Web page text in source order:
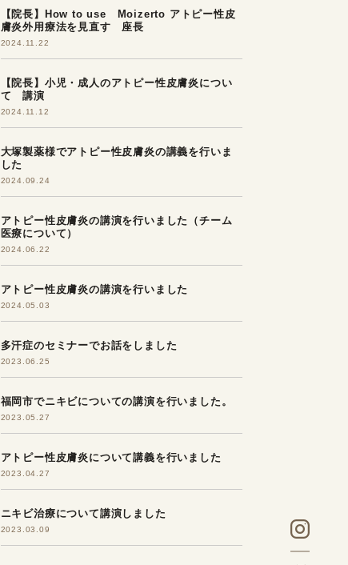
【院長】How to use Moizerto アトピー性皮
膚炎外用療法を見直す 座長
2024.11.22
【院長】小児・成人のアトピー性皮膚炎につい
て 講演
2024.11.12
大塚製薬様でアトピー性皮膚炎の講義を行いま
した
2024.09.24
アトピー性皮膚炎の講演を行いました（チーム
医療について）
2024.06.22
アトピー性皮膚炎の講演を行いました
2024.05.03
多汗症のセミナーでお話をしました
2023.06.25
福岡市でニキビについての講演を行いました。
2023.05.27
アトピー性皮膚炎について講義を行いました
2023.04.27
ニキビ治療について講演しました
2023.03.09